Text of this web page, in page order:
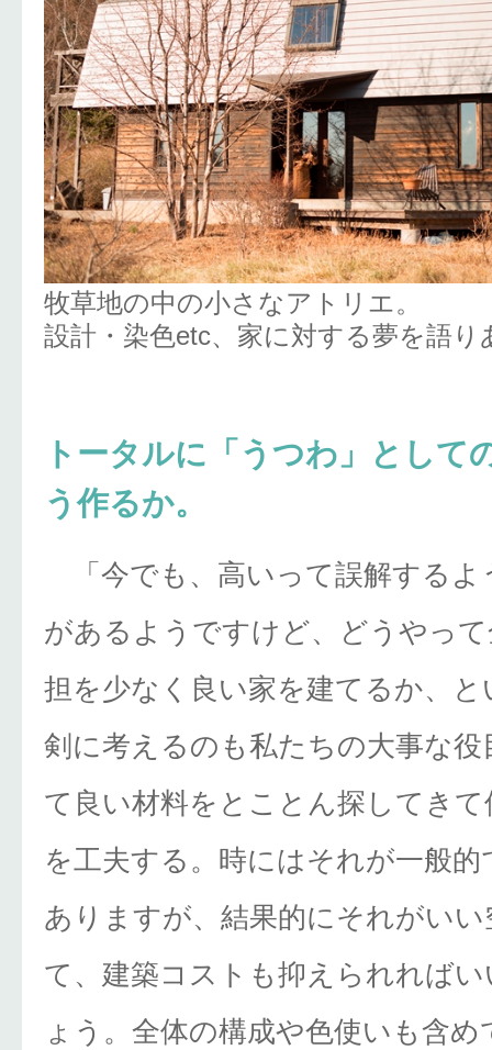
牧草地の中の小さなアトリエ。
設計・染色etc、家に対する夢を語り
トータルに「うつわ」として
う作るか。
「今でも、高いって誤解するよ
があるようですけど、どうやっ
担を少なく良い家を建てるか、
剣に考えるのも私たちの大事な役
て良い材料をとことん探してき
を工夫する。時にはそれが一般
ありますが、結果的にそれがい
て、建築コストも抑えられれば
ょう。全体の構成や色使いも含め